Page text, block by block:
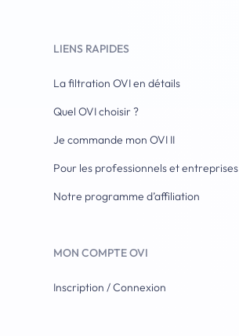
LIENS RAPIDES
La filtration OVI en détails
Quel OVI choisir ?
Je commande mon OVI II
Pour les professionnels et entreprises
Notre programme d’affiliation
MON COMPTE OVI
Inscription / Connexion